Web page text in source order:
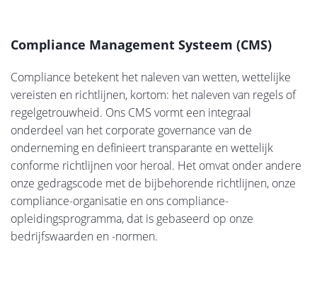
Compliance Management Systeem (CMS)
Compliance betekent het naleven van wetten, wettelijke
vereisten en richtlijnen, kortom: het naleven van regels of
regelgetrouwheid. Ons CMS vormt een integraal
onderdeel van het corporate governance van de
onderneming en definieert transparante en wettelijk
conforme richtlijnen voor heroal. Het omvat onder andere
onze gedragscode met de bijbehorende richtlijnen, onze
compliance-organisatie en ons compliance-
opleidingsprogramma, dat is gebaseerd op onze
bedrijfswaarden en -normen.